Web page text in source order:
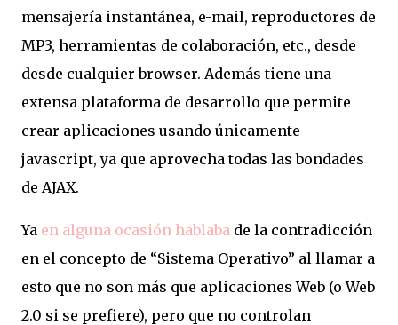
mensajería instantánea, e-mail, reproductores de
MP3, herramientas de colaboración, etc., desde
desde cualquier browser. Además tiene una
extensa plataforma de desarrollo que permite
crear aplicaciones usando únicamente
javascript, ya que aprovecha todas las bondades
de AJAX.
Ya en alguna ocasión hablaba de la contradicción
en el concepto de “Sistema Operativo” al llamar a
esto que no son más que aplicaciones Web (o Web
2.0 si se prefiere), pero que no controlan